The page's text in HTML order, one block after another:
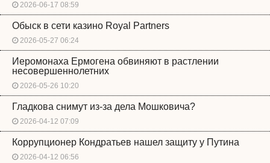
2026-06-17 08:59
Обыск в сети казино Royal Partners
2026-05-27 06:24
Иеромонаха Ермогена обвиняют в растлении
несовершеннолетних
2026-05-26 10:20
Гладкова снимут из-за дела Мошковича?
2026-04-12 07:09
Коррупционер Кондратьев нашел защиту у Путина
2026-04-12 06:56